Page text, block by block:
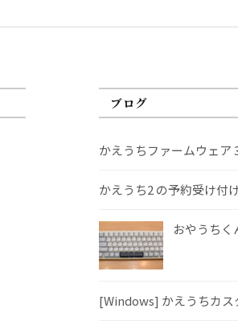
ブログ
かえうちファームウェア
かえうち2 の予約受け付
おやうちく
[Windows] かえうちカス